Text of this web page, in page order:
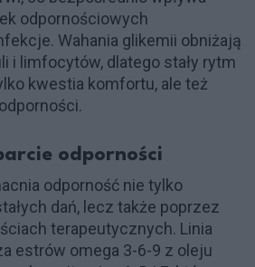
odpornościowych
Wahania glikemii obniżają
i limfocytów, dlatego stały rytm
kwestia komfortu, ale też
odporności
odporność nie tylko
dań, lecz także poprzez
terapeutycznych. Linia
estrów omega 3-6-9 z oleju